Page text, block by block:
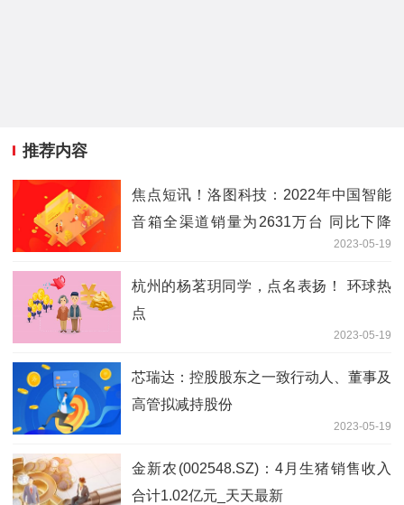
推荐内容
焦点短讯！洛图科技：2022年中国智能
音箱全渠道销量为2631万台 同比下降
2023-05-19
杭州的杨茗玥同学，点名表扬！ 环球热
点
2023-05-19
芯瑞达：控股股东之一致行动人、董事及
高管拟减持股份
2023-05-19
金新农(002548.SZ)：4月生猪销售收入
合计1.02亿元_天天最新